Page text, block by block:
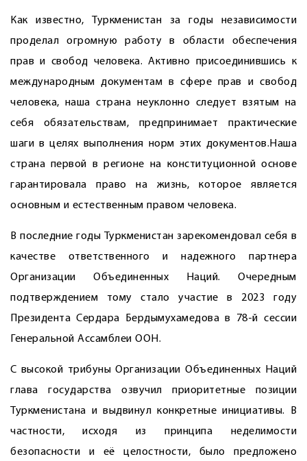
Как известно, Туркменистан за годы независимости
проделал огромную работу в области обеспечения
прав и свобод человека. Активно присоединившись к
международным документам в сфере прав и свобод
человека, наша страна неуклонно следует взятым на
себя обязательствам, предпринимает практические
шаги в целях выполнения норм этих документов.Наша
страна первой в регионе на конституционной основе
гарантировала право на жизнь, которое является
основным и естественным правом человека.
В последние годы Туркменистан зарекомендовал себя в
качестве ответственного и надежного партнера
Организации Объединенных Наций. Очередным
подтверждением тому стало участие в 2023 году
Президента Сердара Бердымухамедова в 78-й сессии
Генеральной Ассамблеи ООН.
С высокой трибуны Организации Объединенных Наций
глава государства озвучил приоритетные позиции
Туркменистана и выдвинул конкретные инициативы. В
частности, исходя из принципа неделимости
безопасности и её целостности, было предложено